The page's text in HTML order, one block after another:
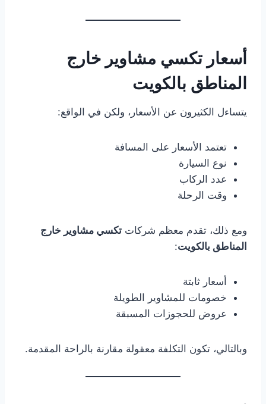
أسعار تكسي مشاوير خارج
المناطق بالكويت
يتساءل الكثيرون عن الأسعار، ولكن في الواقع:
تعتمد الأسعار على المسافة
نوع السيارة
عدد الركاب
وقت الرحلة
ومع ذلك، تقدم معظم شركات تكسي مشاوير خارج
المناطق بالكويت:
أسعار ثابتة
خصومات للمشاوير الطويلة
عروض للحجوزات المسبقة
وبالتالي، تكون التكلفة معقولة مقارنة بالراحة المقدمة.